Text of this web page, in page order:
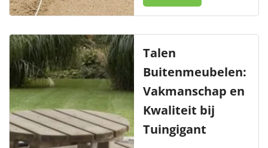
Talen
Buitenmeubelen:
Vakmanschap en
Kwaliteit bij
Tuingigant